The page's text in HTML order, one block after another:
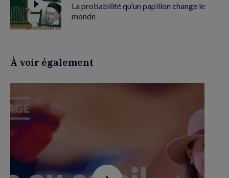
La probabilité qu’un papillon change le
monde
À voir également